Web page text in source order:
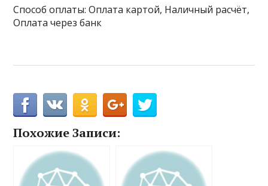
Способ оплаты: Оплата картой, Наличный расчёт,
Оплата через банк
Похожие Записи: